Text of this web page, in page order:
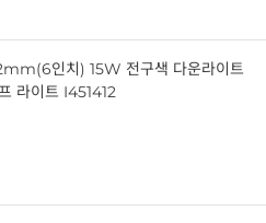
인치) 15W 전구색 다운라이트
라이트 I451412